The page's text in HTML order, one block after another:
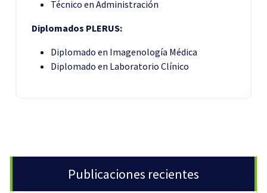
Técnico en Administración
Diplomados PLERUS:
Diplomado en Imagenología Médica
Diplomado en Laboratorio Clínico
Publicaciones recientes